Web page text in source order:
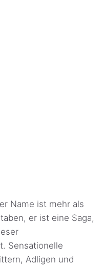
Name ist mehr als
er ist eine Saga,
Sensationelle
Adligen und